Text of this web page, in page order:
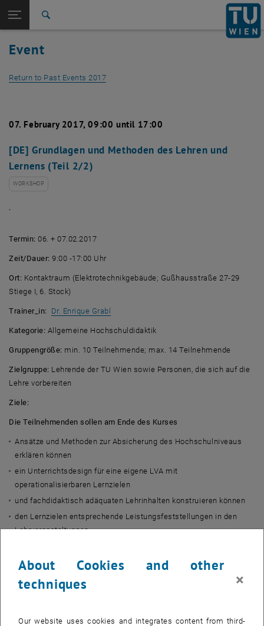
TU Login
Quicklinks
Toggle quicklinks menu
Studies
International
Detail View 2017
Event
Return to Past Events 2017
07. February 2017, 09:00 until 17:00
[DE] Grundlagen und Methoden des Lehren und
Lernens (Teil 2/2)
WORKSHOP
.
Termin: 06. + 07.02.2017
Zeit/Dauer: 9:00 -17:00 Uhr
Ort: Kontaktraum (Elektrotechnikgebäude; Gußhausstraße 27-29
Stiege I, 6. Stock)
Trainer_in: Dr. Enrique Grabl
Kategorie: Allgemeine Hochschuldidaktik
Gruppengröße: min. 10 Teilnehmende; max. 14 Teilnehmende
Zielgruppe: Lehrende der TU Wien sowie Personen, die sich auf die
Lehre vorbereiten
Ziele:
Die Teilnehmenden sollen am Ende des Kurses
Ansätze und Methoden zur Absicherung des Hochschulniveaus
erklären können
ein Unterrichtsdesign für eine eigene LVA mit
operationalisierbaren Lernzielen
und fachdidaktisch adäquaten Lehrinhalten konstruieren können
den Lernzielen entsprechende Leistungsfeststellungen in den
Lehrveranstaltungen
unterschiedlichem
den Beginn von Lehrveranstaltungen psychologisch so gestalten
eigene Persönlichkeit als Lehrende_r und die gewählten
About Cookies and other
techniques
×
Our website uses cookies and integrates content from third-